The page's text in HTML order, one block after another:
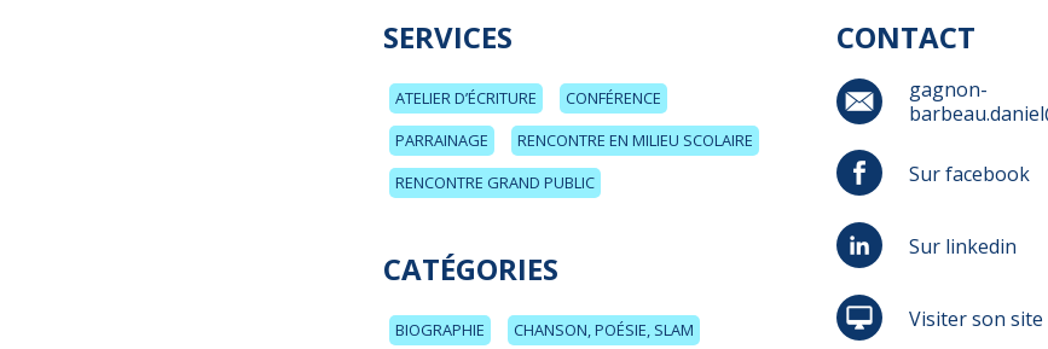
SERVICES
ATELIER D’ÉCRITURE
CONFÉRENCE
PARRAINAGE
RENCONTRE EN MILIEU SCOLAIRE
RENCONTRE GRAND PUBLIC
CATÉGORIES
BIOGRAPHIE
CHANSON, POÉSIE, SLAM
CONTACT
gagnon-
Sur facebook
Sur linkedin
Visiter son site